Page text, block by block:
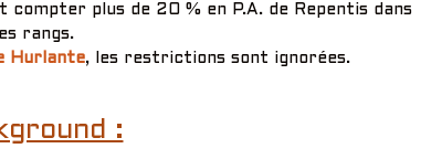
plus de 20 % en P.A. de Repentis dans
rangs.
Hurlante, les restrictions sont ignorées.
: